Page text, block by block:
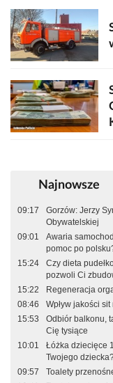
Najnowsze
09:17
Gorzów: Jerzy
Obywatelskiej
09:01
Awaria
pomoc po
15:24
Czy dieta
pozwoli Ci
15:22
Regeneracja
08:46
Wpływ jakości
15:53
Odbiór balkonu,
Cię tysiące
10:01
Łóżka dziecięce
Twojego
09:57
Toalety